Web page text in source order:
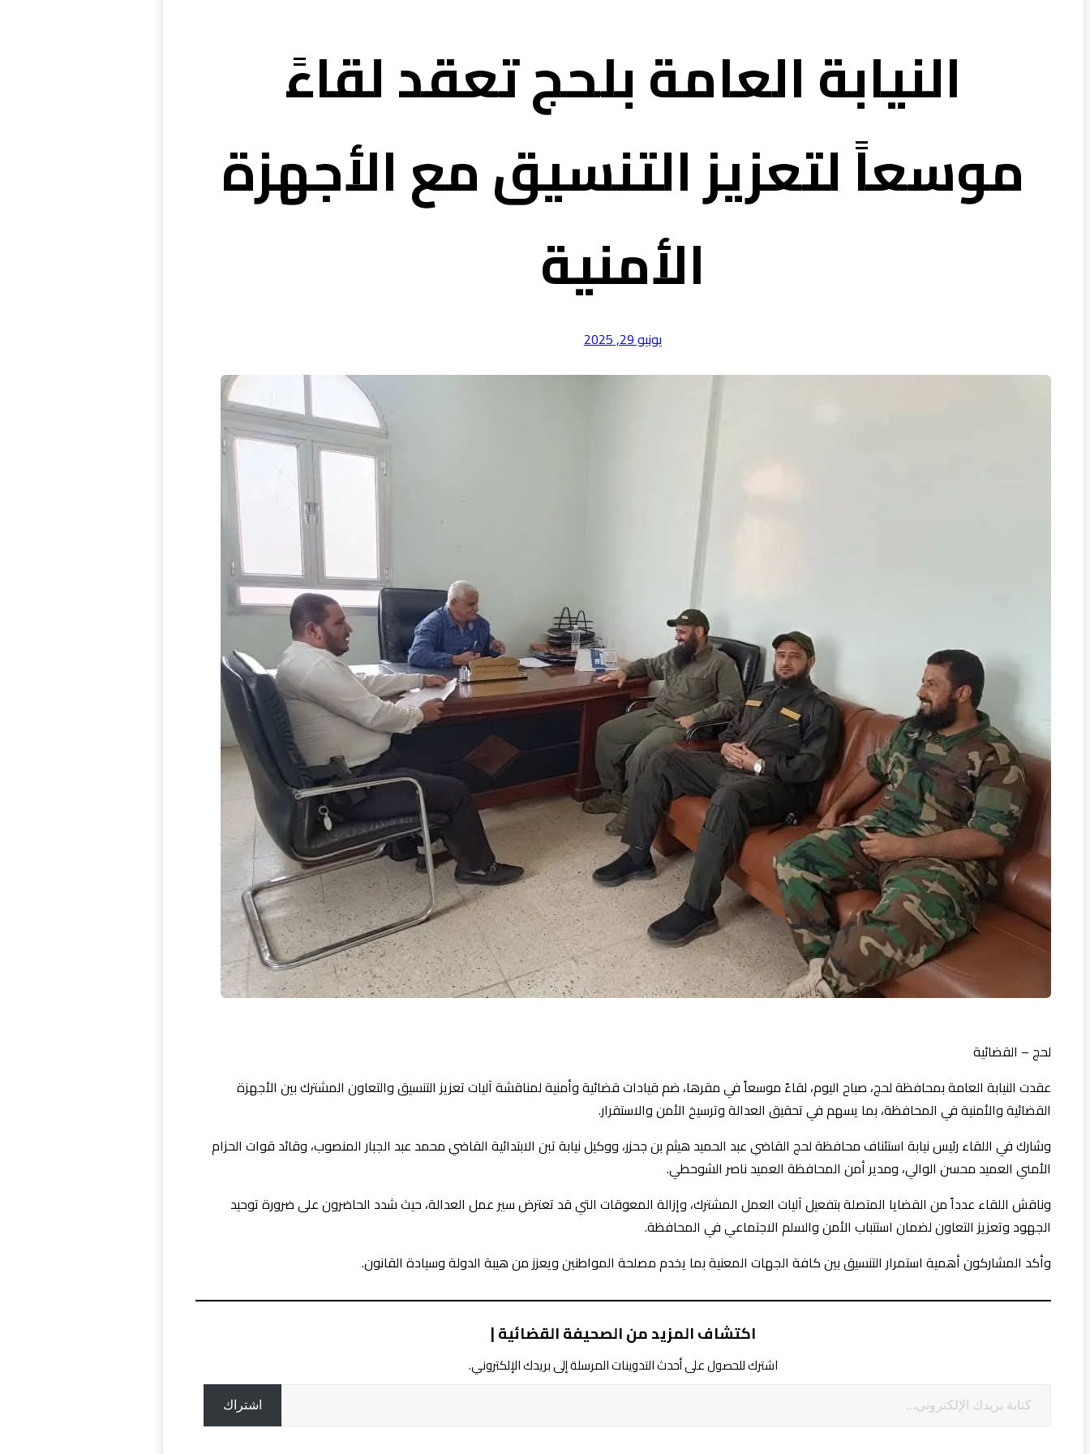
النيابة العامة بلحج تعقد لقاءً
موسعاً لتعزيز التنسيق مع الأجهزة
الأمنية
يونيو 29, 2025
لحج – القضائية
عقدت النيابة العامة بمحافظة لحج، صباح اليوم، لقاءً موسعاً في مقرها، ضم قيادات قضائية وأمنية لمناقشة آليات تعزيز التنسيق والتعاون المشترك بين الأجهزة
القضائية والأمنية في المحافظة، بما يسهم في تحقيق العدالة وترسيخ الأمن والاستقرار.
وشارك في اللقاء رئيس نيابة استئناف محافظة لحج القاضي عبد الحميد هيثم بن جحزر، ووكيل نيابة تبن الابتدائية القاضي محمد عبد الجبار المنصوب، وقائد قوات الحزام
الأمني العميد محسن الوالي، ومدير أمن المحافظة العميد ناصر الشوحطي.
وناقش اللقاء عدداً من القضايا المتصلة بتفعيل آليات العمل المشترك، وإزالة المعوقات التي قد تعترض سير عمل العدالة، حيث شدد الحاضرون على ضرورة توحيد
الجهود وتعزيز التعاون لضمان استتباب الأمن والسلم الاجتماعي في المحافظة.
وأكد المشاركون أهمية استمرار التنسيق بين كافة الجهات المعنية بما يخدم مصلحة المواطنين ويعزز من هيبة الدولة وسيادة القانون.
اكتشاف المزيد من الصحيفة القضائية |
اشترك للحصول على أحدث التدوينات المرسلة إلى بريدك الإلكتروني.
اشتراك